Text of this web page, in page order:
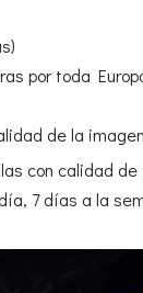
por toda
de la
con calidad
7 días a la